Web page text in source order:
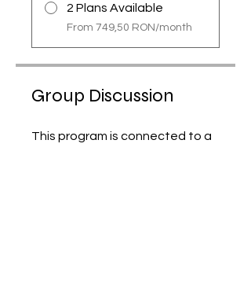
2 Plans Available
From 749,50 RON/month
Group Discussion
This program is connected to a